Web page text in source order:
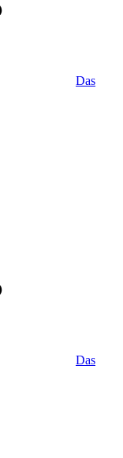
Das
Das